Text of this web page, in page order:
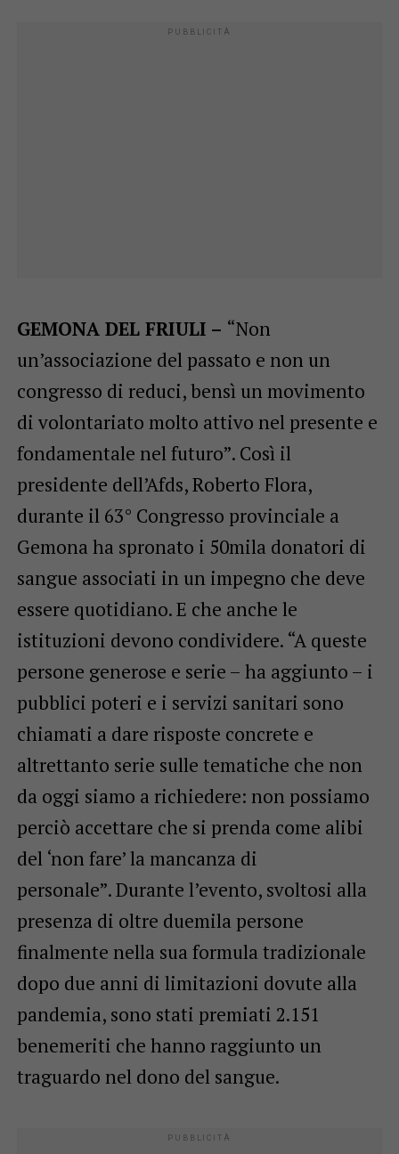
GEMONA DEL FRIULI – “Non
un’associazione del passato e non un
congresso di reduci, bensì un movimento
di volontariato molto attivo nel presente e
fondamentale nel futuro”. Così il
presidente dell’Afds, Roberto Flora,
durante il 63° Congresso provinciale a
Gemona ha spronato i 50mila donatori di
sangue associati in un impegno che deve
essere quotidiano. E che anche le
istituzioni devono condividere. “A queste
persone generose e serie – ha aggiunto – i
pubblici poteri e i servizi sanitari sono
chiamati a dare risposte concrete e
altrettanto serie sulle tematiche che non
da oggi siamo a richiedere: non possiamo
perciò accettare che si prenda come alibi
del ‘non fare’ la mancanza di
personale”. Durante l’evento, svoltosi alla
presenza di oltre duemila persone
finalmente nella sua formula tradizionale
dopo due anni di limitazioni dovute alla
pandemia, sono stati premiati 2.151
benemeriti che hanno raggiunto un
traguardo nel dono del sangue.